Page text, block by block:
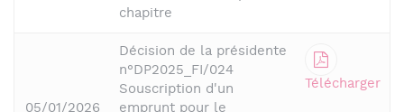
chapitre
05/01/2026
Décision de la présidente
n°DP2025_FI/024
Souscription d'un
emprunt pour le
Télécharger